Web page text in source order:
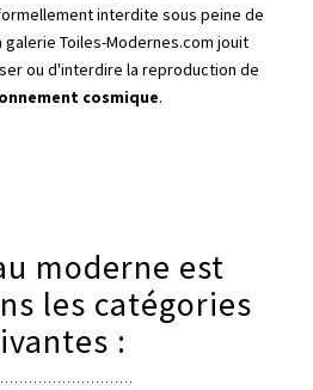
interdite sous peine de
Toiles-Modernes.com jouit
ou d'interdire la reproduction de
cosmique.
moderne est
les catégories
: